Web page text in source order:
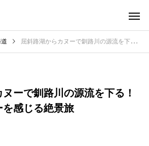
屈斜路湖からカヌーで釧路川の源流を下る！大自然のパワーを感じる絶景旅
ーで釧路川の源流を下る！
感じる絶景旅